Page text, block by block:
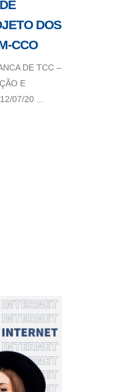
DOS
CCO
DE TCC –
E
07/20 ...